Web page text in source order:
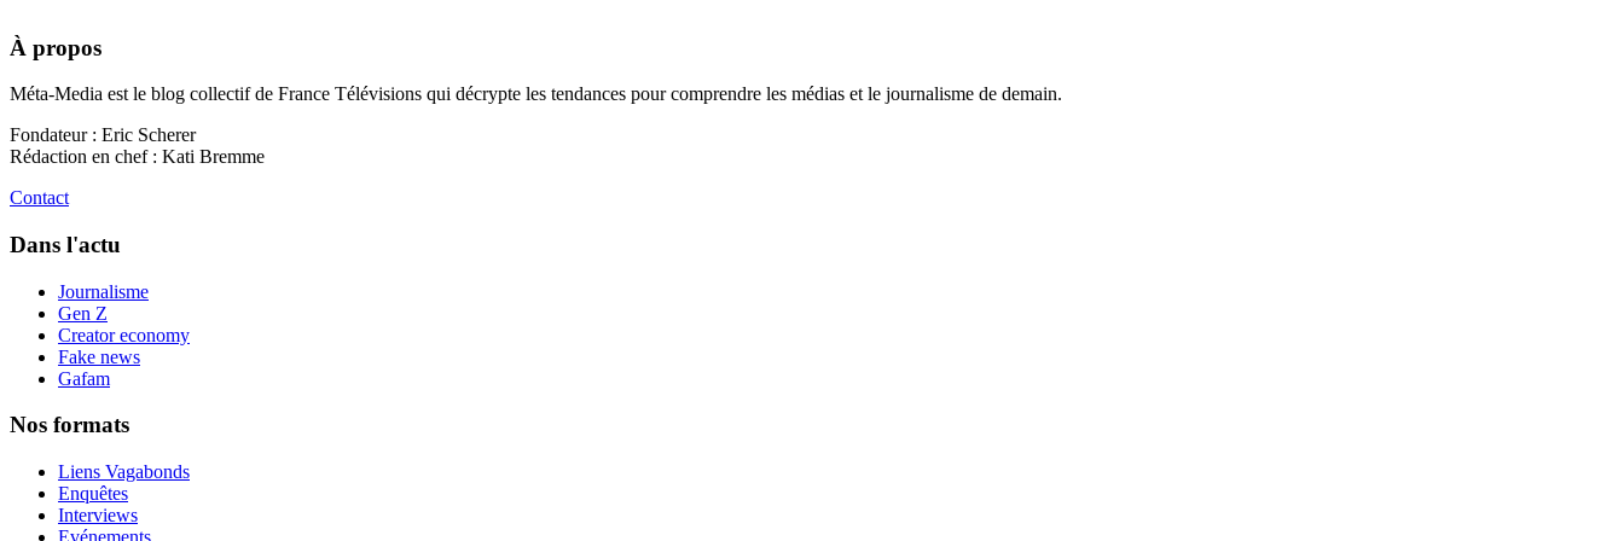
À propos
Méta-Media est le blog collectif de France Télévisions qui décrypte les tendances pour comprendre les médias et le journalisme de demain.
Fondateur : Eric Scherer
Rédaction en chef : Kati Bremme
Contact
Dans l'actu
Journalisme
Gen Z
Creator economy
Fake news
Gafam
Nos formats
Liens Vagabonds
Enquêtes
Interviews